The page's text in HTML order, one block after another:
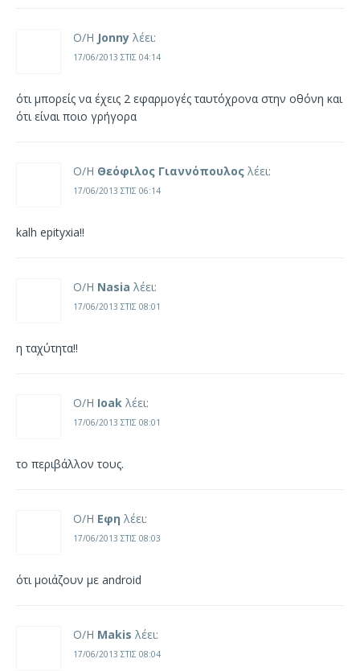
Ο/Η Jonny λέει:
17/06/2013 ΣΤΙΣ 04:14
ότι μπορείς να έχεις 2 εφαρμογές ταυτόχρονα στην οθόνη και
ότι είναι ποιο γρήγορα
Ο/Η Θεόφιλος Γιαννόπουλος λέει:
17/06/2013 ΣΤΙΣ 06:14
kalh epityxia!!
Ο/Η Nasia λέει:
17/06/2013 ΣΤΙΣ 08:01
η ταχύτητα!!
Ο/Η Ioak λέει:
17/06/2013 ΣΤΙΣ 08:01
το περιβάλλον τους.
Ο/Η Εφη λέει:
17/06/2013 ΣΤΙΣ 08:03
ότι μοιάζουν με android
Ο/Η Makis λέει:
17/06/2013 ΣΤΙΣ 08:04